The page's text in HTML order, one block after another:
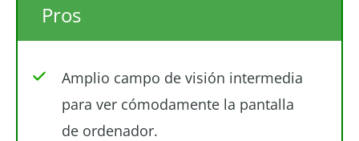
Pros
Amplio campo de visión intermedia
para ver cómodamente la pantalla
de ordenador.